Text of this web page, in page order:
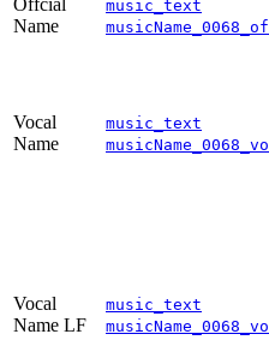
Offcial
Name
music_text
Vocal
Name
music_text
Vocal
Name LF
music_text